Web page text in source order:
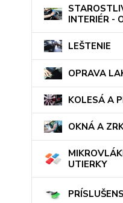
INTERIÉR -
LEŠTENIE
OPRAVA
KOLESÁ A
OKNÁ A
UTIERKY